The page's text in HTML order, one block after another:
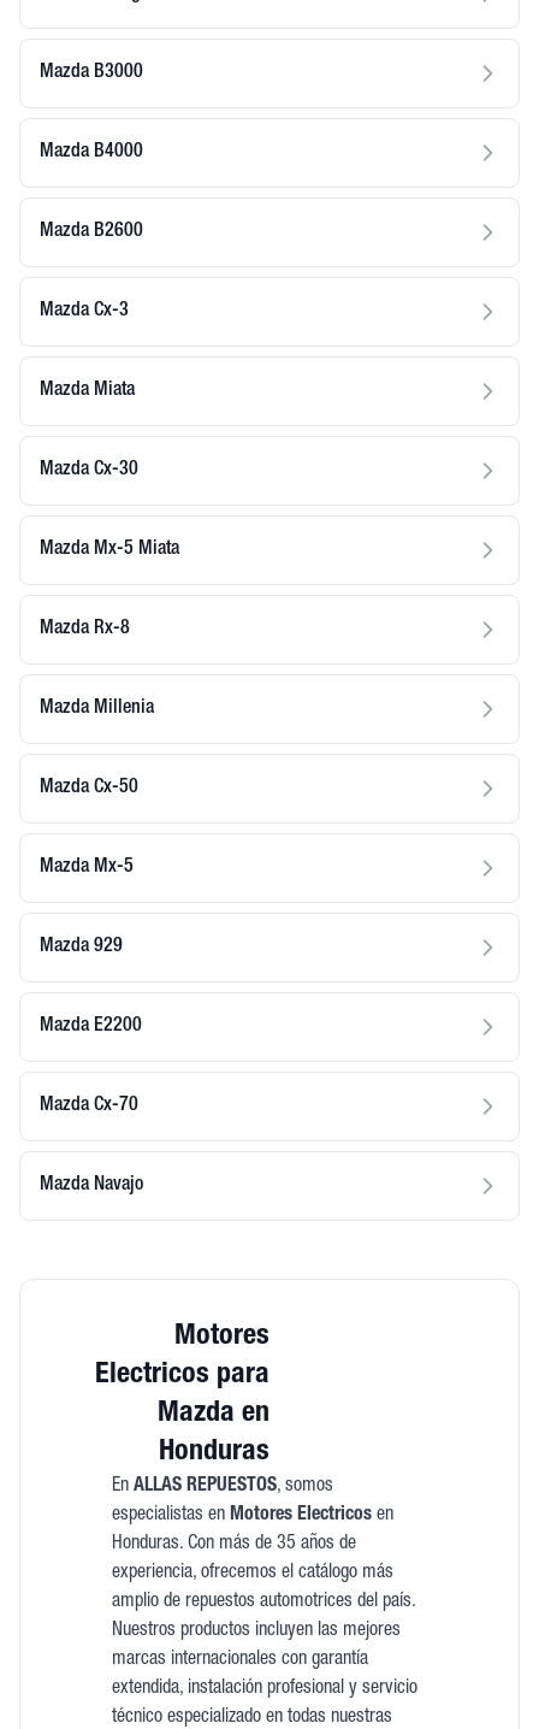
Mazda B3000
Mazda B4000
Mazda B2600
Mazda Cx-3
Mazda Miata
Mazda Cx-30
Mazda Mx-5 Miata
Mazda Rx-8
Mazda Millenia
Mazda Cx-50
Mazda Mx-5
Mazda 929
Mazda E2200
Mazda Cx-70
Mazda Navajo
Motores
Electricos para
Mazda en
Honduras
En ALLAS REPUESTOS, somos
especialistas en Motores Electricosen
Honduras. Con más de 35 años de
experiencia, ofrecemos el catálogo más
amplio de repuestos automotrices del país.
Nuestros productos incluyen las mejores
marcas internacionales con garantía
extendida, instalación profesional y servicio
técnico especializado en todas nuestras